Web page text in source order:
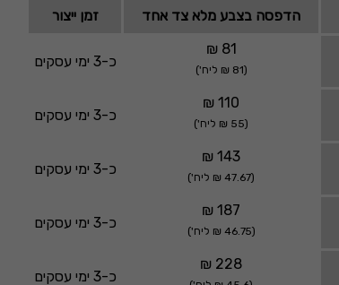
הדפסה בצבע מלא צד אחד זמן ייצור
81 ₪
(81 ₪ ליח') כ-3 ימי עסקים
110 ₪
(55 ₪ ליח') כ-3 ימי עסקים
143 ₪
(47.67 ₪ ליח') כ-3 ימי עסקים
187 ₪
(46.75 ₪ ליח') כ-3 ימי עסקים
228 ₪
כ-3 ימי עסקים